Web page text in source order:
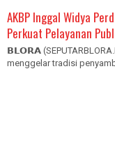
AKBP Inggal Widya
Perkuat Pelayanan
𝗕𝗟𝗢𝗥𝗔
menggelar tradisi